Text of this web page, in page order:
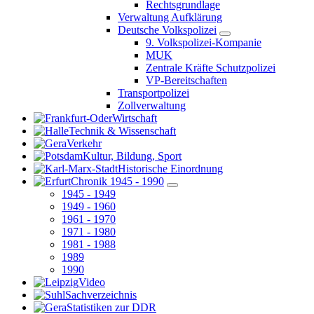
Rechtsgrundlage
Verwaltung Aufklärung
Deutsche Volkspolizei
9. Volkspolizei-Kompanie
MUK
Zentrale Kräfte Schutzpolizei
VP-Bereitschaften
Transportpolizei
Zollverwaltung
Wirtschaft
Technik & Wissenschaft
Verkehr
Kultur, Bildung, Sport
Historische Einordnung
Chronik 1945 - 1990
1945 - 1949
1949 - 1960
1961 - 1970
1971 - 1980
1981 - 1988
1989
1990
Video
Sachverzeichnis
Statistiken zur DDR